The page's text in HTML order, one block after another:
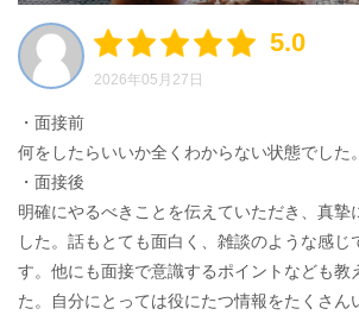
5.0
2026年05月27日
・面接前
何をしたらいいか全くわからない状態でした。
・面接後
明確にやるべきことを伝えていただき、真摯
した。話もとても面白く、雑談のような感じ
す。他にも面接で意識するポイントなども教
た。自分にとっては役にたつ情報をたくさん